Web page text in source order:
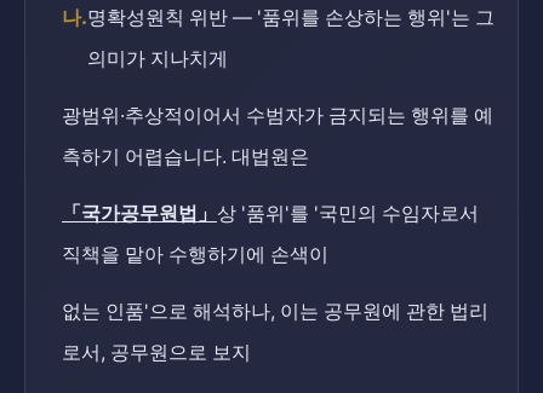
나.명확성원칙 위반 — '품위를 손상하는 행위'는 그
의미가 지나치게
광범위·추상적이어서 수범자가 금지되는 행위를 예
측하기 어렵습니다. 대법원은
「국가공무원법」 상 '품위'를 '국민의 수임자로서
직책을 맡아 수행하기에 손색이
없는 인품'으로 해석하나, 이는 공무원에 관한 법리
로서, 공무원으로 보지